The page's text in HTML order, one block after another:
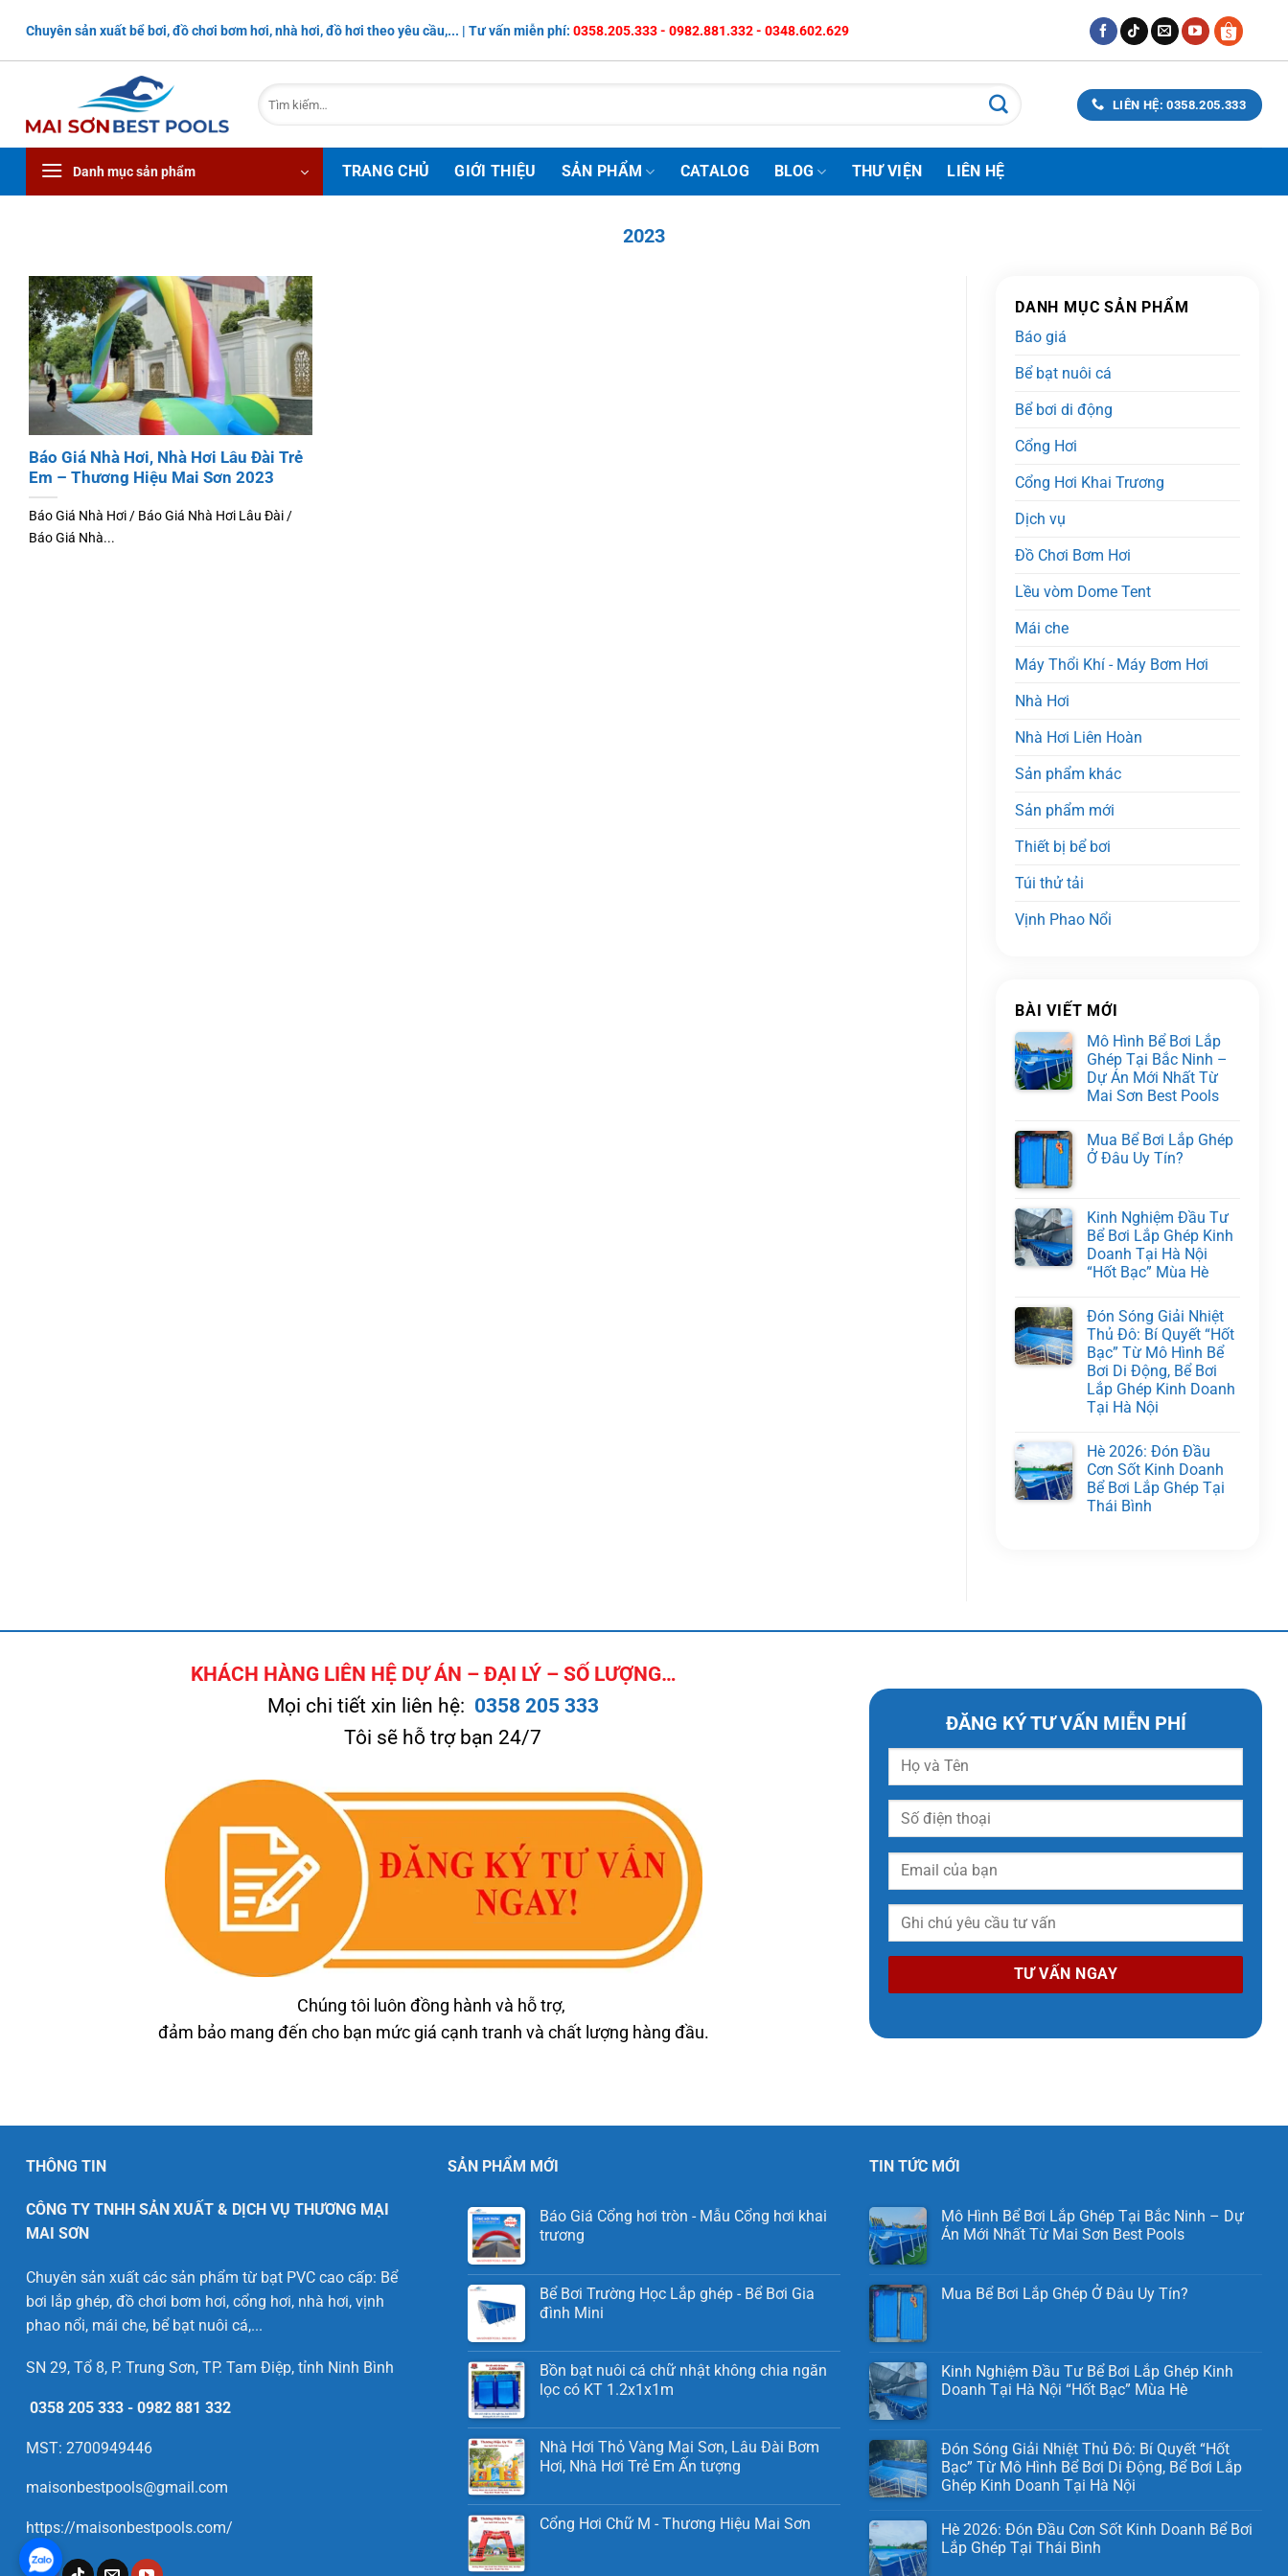
nội
Chuyên sản xuất bể bơi, đồ chơi bơm hơi, nhà hơi, đồ hơi theo yêu cầu,... | Tư vấn miễn phí: 0358.205.333 - 0982.881.332 - 0348.602.629
Tìm
kiếm:
LIÊN HỆ: 0358.205.333
Danh mục sản phẩm TRANG CHỦ GIỚI THIỆU SẢN PHẨM CATALOG BLOG THƯ VIỆN LIÊN HỆ
2023
Báo Giá Nhà Hơi, Nhà Hơi Lâu Đài Trẻ
Em – Thương Hiệu Mai Sơn 2023
Báo Giá Nhà Hơi / Báo Giá Nhà Hơi Lâu Đài /
Báo Giá Nhà...
DANH MỤC SẢN PHẨM
Báo giá
Bể bạt nuôi cá
Bể bơi di động
Cổng Hơi
Cổng Hơi Khai Trương
Dịch vụ
Đồ Chơi Bơm Hơi
Lều vòm Dome Tent
Mái che
Máy Thổi Khí - Máy Bơm Hơi
Nhà Hơi
Nhà Hơi Liên Hoàn
Sản phẩm khác
Sản phẩm mới
Thiết bị bể bơi
Túi thử tải
Vịnh Phao Nổi
BÀI VIẾT MỚI
Mô Hình Bể Bơi Lắp
Ghép Tại Bắc Ninh –
Dự Án Mới Nhất Từ
Mai Sơn Best Pools
Mua Bể Bơi Lắp Ghép
Ở Đâu Uy Tín?
Kinh Nghiệm Đầu Tư
Bể Bơi Lắp Ghép Kinh
Doanh Tại Hà Nội
“Hốt Bạc” Mùa Hè
Đón Sóng Giải Nhiệt
Thủ Đô: Bí Quyết “Hốt
Bạc” Từ Mô Hình Bể
Bơi Di Động, Bể Bơi
Lắp Ghép Kinh Doanh
Tại Hà Nội
Hè 2026: Đón Đầu
Cơn Sốt Kinh Doanh
Bể Bơi Lắp Ghép Tại
Thái Bình
KHÁCH HÀNG LIÊN HỆ DỰ ÁN – ĐẠI LÝ – SỐ LƯỢNG…
Mọi chi tiết xin liên hệ: 0358 205 333
Tôi sẽ hỗ trợ bạn 24/7
Chúng tôi luôn đồng hành và hỗ trợ,
đảm bảo mang đến cho bạn mức giá cạnh tranh và chất lượng hàng đầu.
ĐĂNG KÝ TƯ VẤN MIỄN PHÍ
THÔNG TIN
CÔNG TY TNHH SẢN XUẤT & DỊCH VỤ THƯƠNG MẠI
MAI SƠN
Chuyên sản xuất các sản phẩm từ bạt PVC cao cấp: Bể
bơi lắp ghép, đồ chơi bơm hơi, cổng hơi, nhà hơi, vịnh
phao nổi, mái che, bể bạt nuôi cá,...
SN 29, Tổ 8, P. Trung Sơn, TP. Tam Điệp, tỉnh Ninh Bình
0358 205 333 - 0982 881 332
MST: 2700949446
maisonbestpools@gmail.com
https://maisonbestpools.com/
SẢN PHẨM MỚI
Báo Giá Cổng hơi tròn - Mẫu Cổng hơi khai
trương
Bể Bơi Trường Học Lắp ghép - Bể Bơi Gia
đình Mini
Bồn bạt nuôi cá chữ nhật không chia ngăn
lọc có KT 1.2x1x1m
Nhà Hơi Thỏ Vàng Mai Sơn, Lâu Đài Bơm
Hơi, Nhà Hơi Trẻ Em Ấn tượng
Cổng Hơi Chữ M - Thương Hiệu Mai Sơn
TIN TỨC MỚI
Mô Hình Bể Bơi Lắp Ghép Tại Bắc Ninh – Dự
Án Mới Nhất Từ Mai Sơn Best Pools
Mua Bể Bơi Lắp Ghép Ở Đâu Uy Tín?
Kinh Nghiệm Đầu Tư Bể Bơi Lắp Ghép Kinh
Doanh Tại Hà Nội “Hốt Bạc” Mùa Hè
Đón Sóng Giải Nhiệt Thủ Đô: Bí Quyết “Hốt
Bạc” Từ Mô Hình Bể Bơi Di Động, Bể Bơi Lắp
Ghép Kinh Doanh Tại Hà Nội
Hè 2026: Đón Đầu Cơn Sốt Kinh Doanh Bể Bơi
Lắp Ghép Tại Thái Bình